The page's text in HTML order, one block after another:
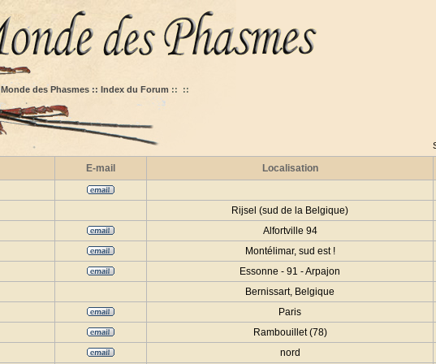
Monde des Phasmes :: Index du Forum :: ::
E-mail
Localisation
Rijsel (sud de la Belgique)
Alfortville 94
Montélimar, sud est !
Essonne - 91 - Arpajon
Bernissart, Belgique
Paris
Rambouillet (78)
nord